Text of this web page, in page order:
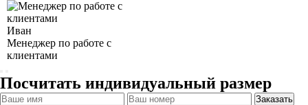
Иван
Менеджер по работе с
клиентами
Посчитать индивидуальный размер
Заказать